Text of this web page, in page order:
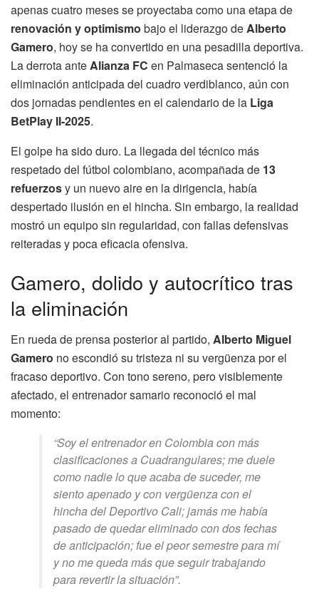
apenas cuatro meses se proyectaba como una etapa de
renovación y optimismo bajo el liderazgo deAlberto
Gamero, hoy se ha convertido en una pesadilla deportiva.
La derrota anteAlianza FC en Palmaseca sentenció la
eliminación anticipada del cuadro verdiblanco, aún con
dos jornadas pendientes en el calendario de la Liga
BetPlay II-2025.
El golpe ha sido duro. La llegada del técnico más
respetado del fútbol colombiano, acompañada de 13
refuerzosy un nuevo aire en la dirigencia, había
despertado ilusión en el hincha. Sin embargo, la realidad
mostró un equipo sin regularidad, con fallas defensivas
reiteradas y poca eficacia ofensiva.
Gamero, dolido y autocrítico tras
la eliminación
En rueda de prensa posterior al partido, Alberto Miguel
Gamero no escondió su tristeza ni su vergüenza por el
fracaso deportivo. Con tono sereno, pero visiblemente
afectado, el entrenador samario reconoció el mal
momento:
“Soy el entrenador en Colombia con más
clasificaciones a Cuadrangulares; me duele
como nadie lo que acaba de suceder, me
siento apenado y con vergüenza con el
hincha del Deportivo Cali; jamás me había
pasado de quedar eliminado con dos fechas
de anticipación; fue el peor semestre para mí
y no me queda más que seguir trabajando
para revertir la situación”.